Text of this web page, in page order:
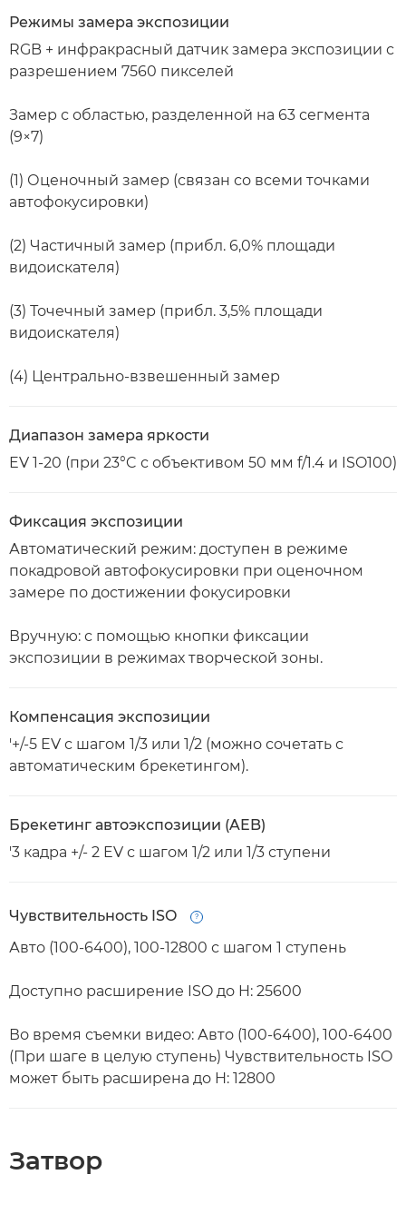
Режимы замера экспозиции
RGB + инфракрасный датчик замера экспозиции с
разрешением 7560 пикселей
Замер с областью, разделенной на 63 сегмента
(9×7)
(1) Оценочный замер (связан со всеми точками
автофокусировки)
(2) Частичный замер (прибл. 6,0% площади
видоискателя)
(3) Точечный замер (прибл. 3,5% площади
видоискателя)
(4) Центрально-взвешенный замер
Диапазон замера яркости
EV 1-20 (при 23°C с объективом 50 мм f/1.4 и ISO100)
Фиксация экспозиции
Автоматический режим: доступен в режиме
покадровой автофокусировки при оценочном
замере по достижении фокусировки
Вручную: с помощью кнопки фиксации
экспозиции в режимах творческой зоны.
Компенсация экспозиции
'+/-5 EV с шагом 1/3 или 1/2 (можно сочетать с
автоматическим брекетингом).
Брекетинг автоэкспозиции (AEB)
'3 кадра +/- 2 EV с шагом 1/2 или 1/3 ступени
Чувствительность ISO
Авто (100-6400), 100-12800 с шагом 1 ступень
Доступно расширение ISO до H: 25600
Во время съемки видео: Авто (100-6400), 100-6400
(При шаге в целую ступень) Чувствительность ISO
может быть расширена до H: 12800
Затвор